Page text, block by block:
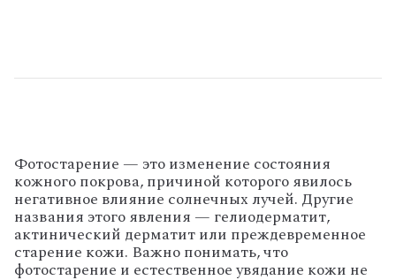
Фотостарение — это изменение состояния
кожного покрова, причиной которого явилось
негативное влияние солнечных лучей. Другие
названия этого явления — гелиодерматит,
актинический дерматит или преждевременное
старение кожи. Важно понимать, что
фотостарение и естественное увядание кожи не